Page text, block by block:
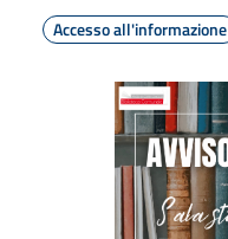
Accesso all'informazione